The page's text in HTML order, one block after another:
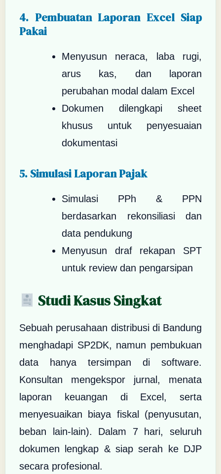
4. Pembuatan Laporan Excel Siap
Pakai
Menyusun neraca, laba rugi,
arus kas, dan laporan
perubahan modal dalam Excel
Dokumen dilengkapi sheet
khusus untuk penyesuaian
dokumentasi
5. Simulasi Laporan Pajak
Simulasi PPh & PPN
berdasarkan rekonsiliasi dan
data pendukung
Menyusun draf rekapan SPT
untuk review dan pengarsipan
Studi Kasus Singkat
Sebuah perusahaan distribusi di Bandung
menghadapi SP2DK, namun pembukuan
data hanya tersimpan di software.
Konsultan mengekspor jurnal, menata
laporan keuangan di Excel, serta
menyesuaikan biaya fiskal (penyusutan,
beban lain-lain). Dalam 7 hari, seluruh
dokumen lengkap & siap serah ke DJP
secara profesional.